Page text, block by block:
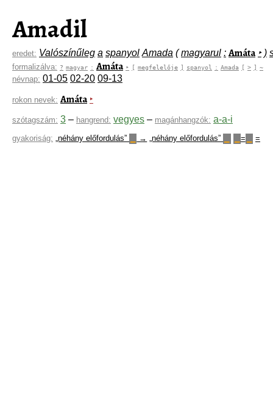
Amadil
eredet: Valószínűleg a spanyol Amada ( magyarul : Amáta ‣ )
formalizálva: ? magyar : Amáta ‣ [ megfelelője ] spanyol : Amada [ > ] ~
névnap: 01-05 02-20 09-13
rokon nevek: Amáta ‣
szótagszám: 3 – hangrend: vegyes – magánhangzók: a-a-i
gyakoriság: „néhány előfordulás” → „néhány előfordulás” = =